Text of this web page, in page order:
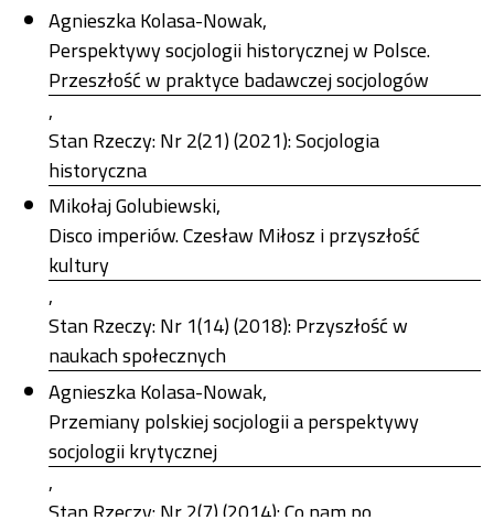
Agnieszka Kolasa-Nowak,
Perspektywy socjologii historycznej w Polsce.
Przeszłość w praktyce badawczej socjologów
,
Stan Rzeczy: Nr 2(21) (2021): Socjologia
historyczna
Mikołaj Golubiewski,
Disco imperiów. Czesław Miłosz i przyszłość
kultury
,
Stan Rzeczy: Nr 1(14) (2018): Przyszłość w
naukach społecznych
Agnieszka Kolasa-Nowak,
Przemiany polskiej socjologii a perspektywy
socjologii krytycznej
,
Stan Rzeczy: Nr 2(7) (2014): Co nam po